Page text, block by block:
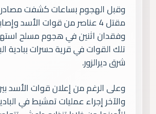
وقبل الهجوم بساعات كشفت
مقتل 4 عناصر من قوات الأسد
وفقدان اثنين في هجوم مسلح
تلك القوات في قرية حسرات ببادية
شرق ديرالزور.
وعلى الرغم من إعلان قوات الأسد
والآخر إجراء عمليات تمشيط في